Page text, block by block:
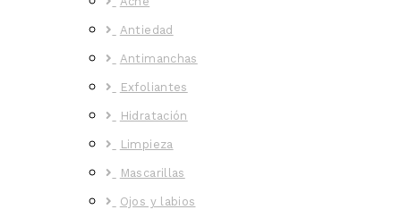
Antiedad
Antimanchas
Exfoliantes
Hidratación
Limpieza
Mascarillas
Ojos y labios